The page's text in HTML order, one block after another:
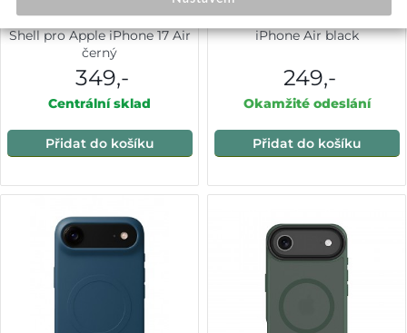
Zadní kryt Swissten Magstick
Shell pro Apple iPhone 17 Air
černý
349,-
Centrální sklad
Přidat do košíku
Zadní kryt Magmat Slim pro
iPhone Air black
249,-
Okamžité odeslání
Přidat do košíku